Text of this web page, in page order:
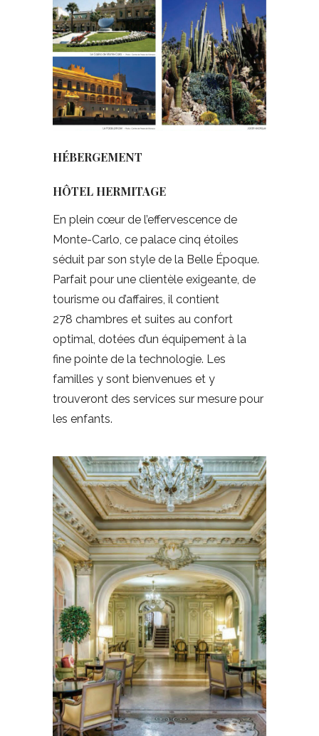
HÉBERGEMENT
HÔTEL HERMITAGE
En plein cœur de l’effervescence de
Monte-Carlo, ce palace cinq étoiles
séduit par son style de la Belle Époque.
Parfait pour une clientèle exigeante, de
tourisme ou d’affaires, il contient
278 chambres et suites au confort
optimal, dotées d’un équipement à la
fine pointe de la technologie. Les
familles y sont bienvenues et y
trouveront des services sur mesure pour
les enfants.